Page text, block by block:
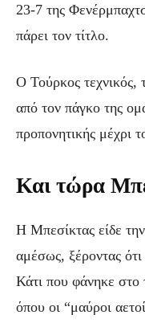
23-7 της
πάρει τον τίτλο.
Ο Τούρκος τεχνικός,
από τον πάγκο της
προπονητικής μέχρι
Και τώρα
Η Μπεσίκτας είδε
αμέσως, ξέροντας
Κάτι που φάνηκε στο
όπου οι “μαύροι